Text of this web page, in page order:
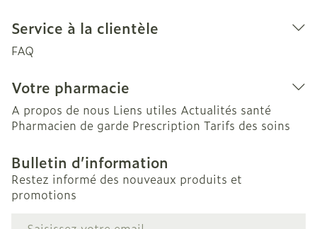
Service à la clientèle
FAQ
Votre pharmacie
A propos de nous Liens utiles Actualités santé
Pharmacien de garde Prescription Tarifs des soins
Bulletin d’information
Restez informé des nouveaux produits et
promotions
Adresse mail